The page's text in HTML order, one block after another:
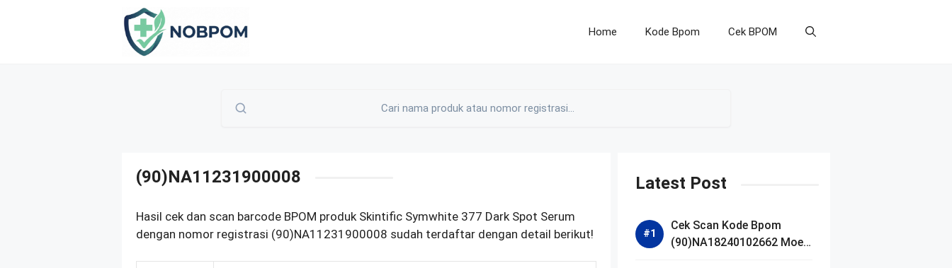
Home Kode Bpom Cek BPOM
(90)NA11231900008
Hasil cek dan scan barcode BPOM produk Skintific Symwhite 377 Dark Spot Serum
dengan nomor registrasi (90)NA11231900008 sudah terdaftar dengan detail berikut!
Latest Post
Cek Scan Kode Bpom
(90)NA18240102662 Moell